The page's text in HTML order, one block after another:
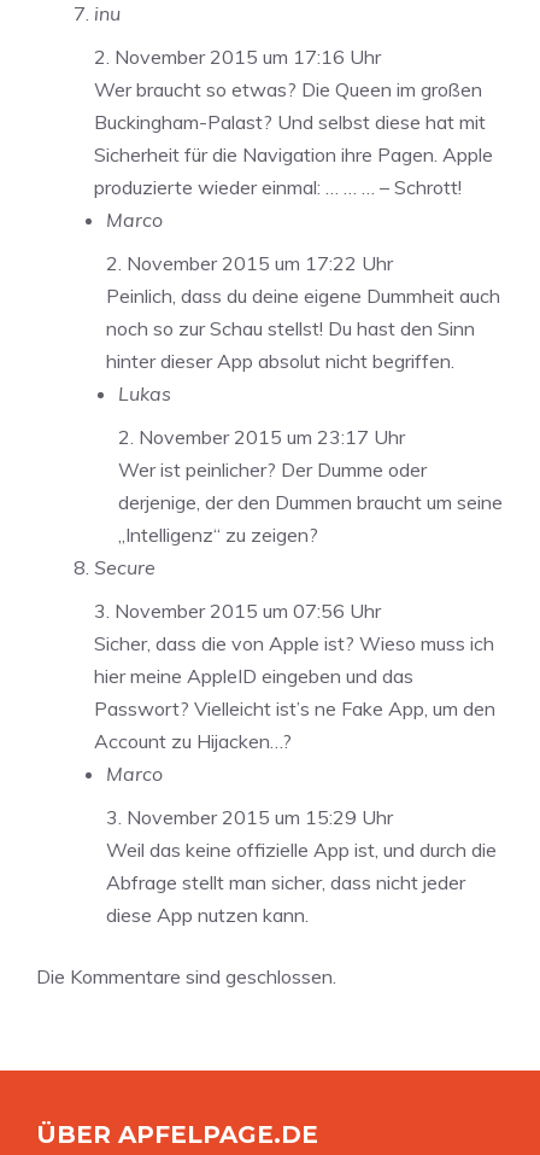
inu
2. November 2015 um 17:16 Uhr
Wer braucht so etwas? Die Queen im großen
Buckingham-Palast? Und selbst diese hat mit
Sicherheit für die Navigation ihre Pagen. Apple
produzierte wieder einmal: … … … – Schrott!
Marco
2. November 2015 um 17:22 Uhr
Peinlich, dass du deine eigene Dummheit auch
noch so zur Schau stellst! Du hast den Sinn
hinter dieser App absolut nicht begriffen.
Lukas
2. November 2015 um 23:17 Uhr
Wer ist peinlicher? Der Dumme oder
derjenige, der den Dummen braucht um seine
„Intelligenz“ zu zeigen?
Secure
3. November 2015 um 07:56 Uhr
Sicher, dass die von Apple ist? Wieso muss ich
hier meine AppleID eingeben und das
Passwort? Vielleicht ist’s ne Fake App, um den
Account zu Hijacken…?
Marco
3. November 2015 um 15:29 Uhr
Weil das keine offizielle App ist, und durch die
Abfrage stellt man sicher, dass nicht jeder
diese App nutzen kann.
Die Kommentare sind geschlossen.
ÜBER APFELPAGE.DE